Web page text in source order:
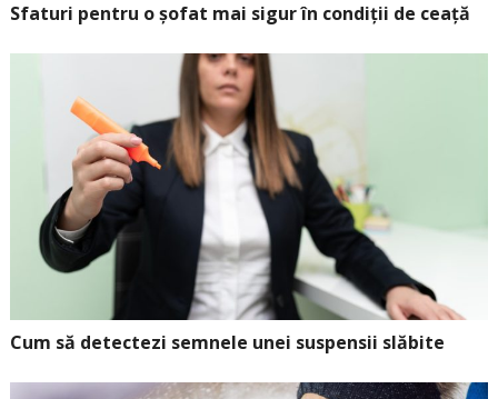
Sfaturi pentru o șofat mai sigur în condiții de ceață
Cum să detectezi semnele unei suspensii slăbite